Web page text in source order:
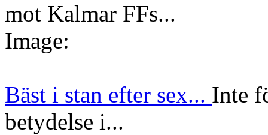
mot Kalmar FFs...
Image:
Bäst i stan efter sex... Inte
betydelse i...